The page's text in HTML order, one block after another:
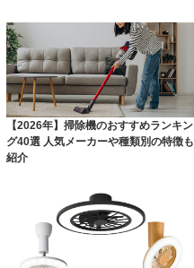
【2026年】掃除機のおすすめランキン
グ40選 人気メーカーや種類別の特徴も
紹介